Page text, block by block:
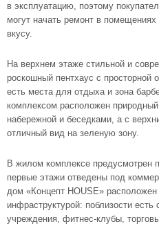
в эксплуатацию, поэтому
могут начать ремонт в
вкусу.
На верхнем этаже стильной и
роскошный пентхаус с просторной
есть места для отдыха и зона
комплексом расположен
набережной и беседками, а с
отличный вид на зеленую зону.
В жилом комплексе предусмотрен
первые этажи отведены под
дом «Концепт HOUSE» расположен
инфраструктурой: поблизости
учреждения, фитнес-клубы,